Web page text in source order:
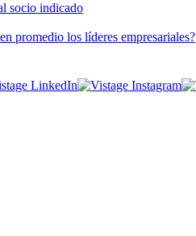
socio indicado
promedio los líderes empresariales?